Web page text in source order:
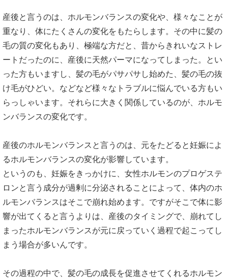
産後と言うのは、ホルモンバランスの変化や、様々なことが
重なり、体にたくさんの変化をもたらします。その中に髪の
毛の質の変化もあり、極端な方だと、昔からきれいなストレ
ートだったのに、産後に天然パーマになってしまった。とい
った方もいますし、髪の毛がパサパサし始めた、髪の毛の抜
け毛がひどい。などなど様々なトラブルに悩んでいる方もい
らっしゃいます。それらに大きく関係しているのが、ホルモ
ンバランスの変化です。
産後のホルモンバランスと言うのは、元をたどると妊娠によ
るホルモンバランスの変化が影響しています。
というのも、妊娠をきっかけに、女性ホルモンのプロゲステ
ロンと言う成分が過剰に分泌されることによって、体内のホ
ルモンバランスはそこで崩れ始めます。ですがそこで体に影
響が出てくると言うよりは、産後のタイミングで、崩れてし
まったホルモンバランスが元に戻っていく過程で起こってし
まう場合が多いんです。
その過程の中で、髪の毛の成長を促進させてくれるホルモン